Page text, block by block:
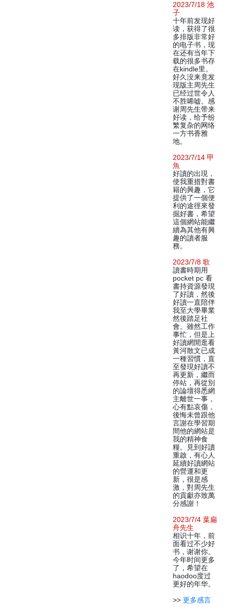
2023/7/18 池
子
十年前发现好
读，获得了很
多排版非常好
的电子书，现
在还有当年下
载的很多书存
在kindle里。
好久没来竟发
现版主周先生
已经过世令人
不胜唏嘘。感
谢周先生带来
好读，给予纷
繁复杂的网络
一方书香雅
地。
2023/7/14 甲
魚
好讀的出現，
使我重措對書
籍的興趣，它
提供了一個便
利的途徑來發
掘好書，希望
這個網站能繼
續為其他有興
趣的讀者服
務。
2023/7/8 歌
讀書時期用
pocket pc 看
書持資源發現
了好讀，然後
好讀一直陪伴
我至大學畢業
然後踏足社
會。雖然工作
事忙，但是上
好讀網閒逛看
黃河散文已成
一種習慣，直
至發現好讀不
再更新，繼而
停站，再從別
的論壇得悉網
主離世一事，
心有點哀傷，
後悔未曾跟他
言謝在學習期
間他的網站是
我的精神食
糧。見到好讀
重啟，有心人
延續好讀網站
的營運和更
新，很是感
激，對周先生
的貢獻亦致萬
分感謝！
2023/7/4 葉扁
舟先生
相识十年，前
面看过不少好
书，谢谢你。
今年时间更多
了，希望在
haodoo度过
更好的年华。
>> 更多感言